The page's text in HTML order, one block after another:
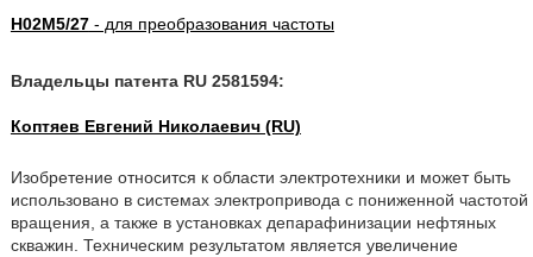
H02M5/27- для преобразования частоты
Владельцы патента RU 2581594:
Коптяев Евгений Николаевич (RU)
Изобретение относится к области электротехники и может быть
использовано в системах электропривода с пониженной частотой
вращения, а также в установках депарафинизации нефтяных
скважин. Техническим результатом является увеличение